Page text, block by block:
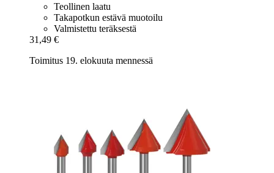
Teollinen laatu
Takapotkun estävä muotoilu
Valmistettu teräksestä
31,49 €
Toimitus 19. elokuuta mennessä